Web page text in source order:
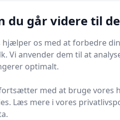
kan du trygt sende
- til modtagerne.
udland
og postvæsen, så
finder du en
til at komme i mål
du går videre til
hjælper os med at forbedre
Vi anvender dem til at
optimalt.
med at bruge vores
Læs mere i vores